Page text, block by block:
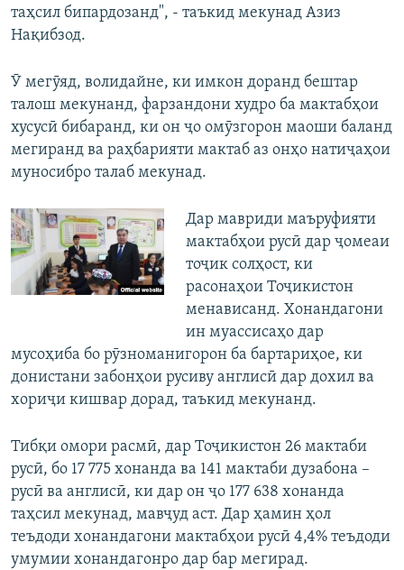
таҳсил бипардозанд", - таъкид мекунад Азиз
Нақибзод.
Ӯ мегӯяд, волидайне, ки имкон доранд бештар
талош мекунанд, фарзандони худро ба мактабҳои
хусусӣ бибаранд, ки он ҷо омӯзгорон маоши баланд
мегиранд ва раҳбарияти мактаб аз онҳо натиҷаҳои
муносибро талаб мекунад.
Дар мавриди маъруфияти
мактабҳои русӣ дар ҷомеаи
тоҷик солҳост, ки
расонаҳои Тоҷикистон
менависанд. Хонандагони
ин муассисаҳо дар
мусоҳиба бо рӯзноманигорон ба бартариҳое, ки
донистани забонҳои русиву англисӣ дар дохил ва
хориҷи кишвар дорад, таъкид мекунанд.
Тибқи омори расмӣ, дар Тоҷикистон 26 мактаби
русӣ, бо 17 775 хонанда ва 141 мактаби дузабона –
русӣ ва англисӣ, ки дар он ҷо 177 638 хонанда
таҳсил мекунад, мавҷуд аст. Дар ҳамин ҳол
теъдоди хонандагони мактабҳои русӣ 4,4% теъдоди
умумии хонандагонро дар бар мегирад.